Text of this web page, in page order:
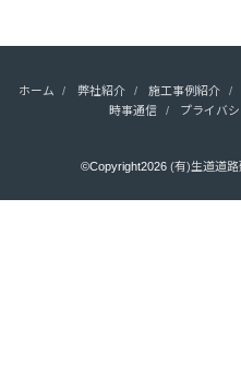
ホーム 弊社紹介 施工事例紹介
時事通信
プライバ
©Copyright2026 (有)生道道路